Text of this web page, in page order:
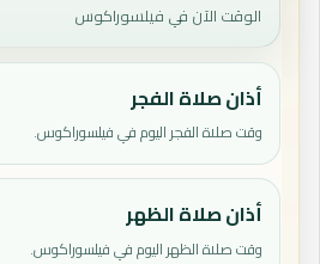
الوقت الآن في فيلسوراكوس
أذان صلاة الفجر
وقت صلاة الفجر اليوم في فيلسوراكوس.
أذان صلاة الظهر
وقت صلاة الظهر اليوم في فيلسوراكوس.